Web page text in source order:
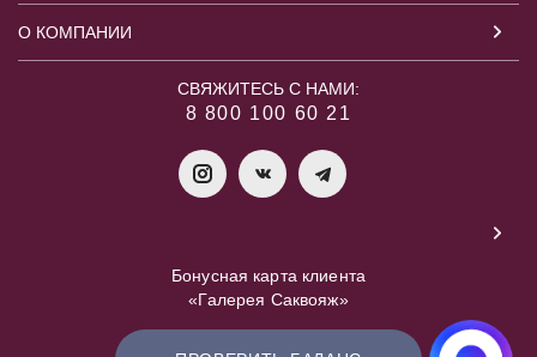
О КОМПАНИИ
СВЯЖИТЕСЬ С НАМИ:
8 800 100 60 21
Бонусная карта клиента
«Галерея Саквояж»